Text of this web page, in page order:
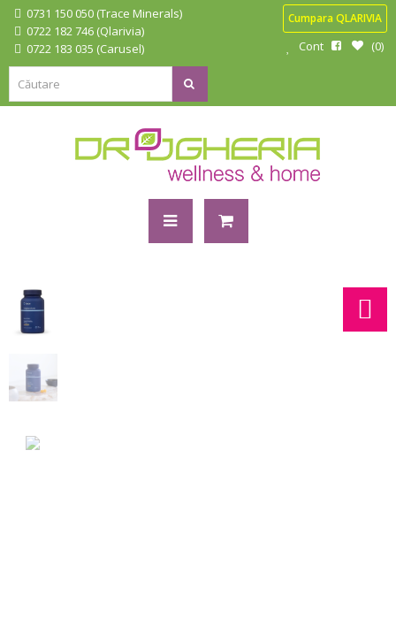
0731 150 050 (Trace Minerals)
0722 182 746 (Qlarivia)
0722 183 035 (Carusel)
Cumpara QLARIVIA
Cont 0